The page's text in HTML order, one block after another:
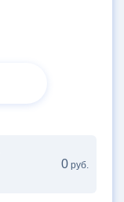
0 руб.